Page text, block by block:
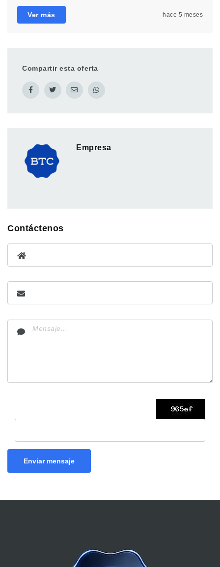
Ver más hace 5 meses
Compartir esta oferta
Empresa
Contáctenos
Enviar mensaje